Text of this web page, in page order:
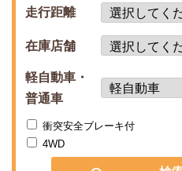
走行距離
在庫店舗
軽自動車・
普通車
衝突安全ブレーキ付
4WD